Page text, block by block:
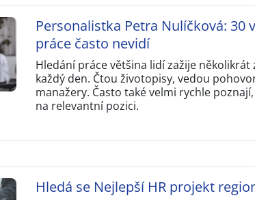
Personalistka Petra Nulíčková:
práce často nevidí
Hledání práce většina lidí zažije
každý den. Čtou životopisy, vedou
manažery. Často také velmi rychle
na relevantní pozici.
Hledá se Nejlepší HR projekt